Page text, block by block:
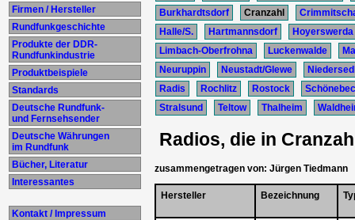
Firmen / Hersteller
Rundfunkgeschichte
Produkte der DDR-
Rundfunkindustrie
Produktbeispiele
Standards
Deutsche Rundfunk-
und Fernsehsender
Deutsche Währungen
im Rundfunk
Bücher, Literatur
Interessantes
Kontakt / Impressum
Burkhardtsdorf
Cranzahl
Halle/S.
Hartmannsdorf
Hoyerswerda
Limbach-Oberfrohna
Luckenwalde
Neuruppin
Neustadt/Glewe
Radis
Rochlitz Rostock
Stralsund
Teltow Thalheim
Radios, die in
zusammengetragen von: Jürgen Tiedmann
Hersteller Bezeichnung